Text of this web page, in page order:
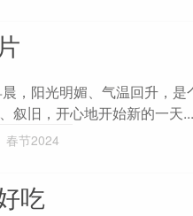
，阳光明媚、气温回升，
叙旧，开心地开始新的一天...
春节2024
吃